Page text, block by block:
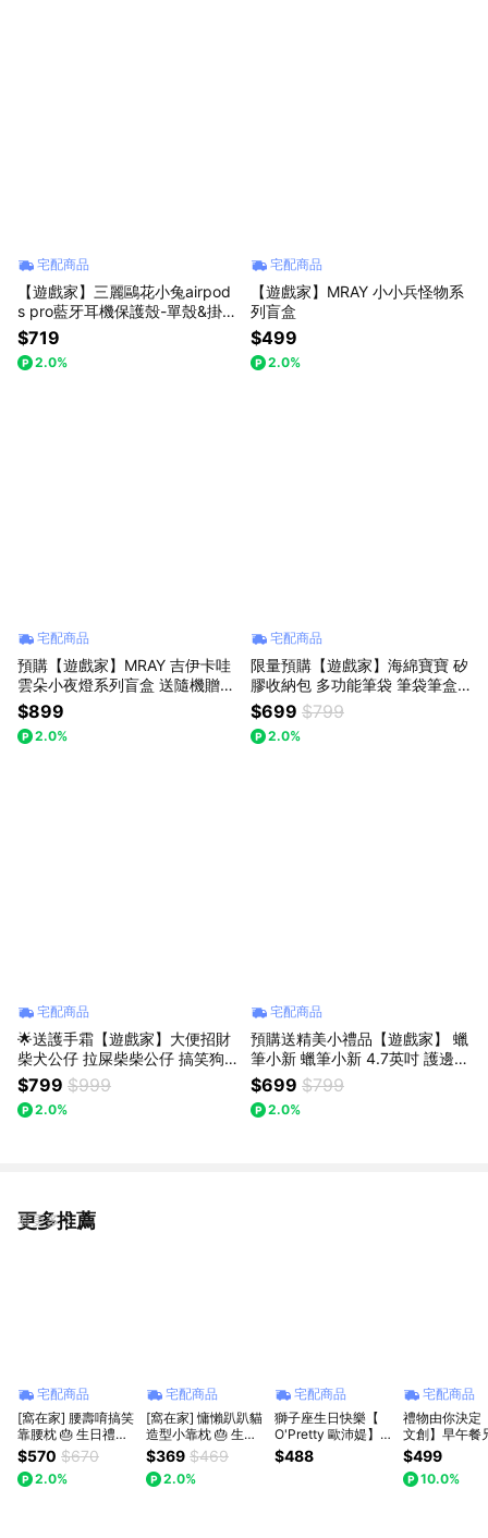
宅配商品
【遊戲家】三麗鷗花小兔airpod
s pro藍牙耳機保護殼-單殼&掛飾
硬殼防摔
$719
2.0%
宅配商品
【遊戲家】MRAY 小小兵怪物系
列盲盒
$499
2.0%
宅配商品
預購【遊戲家】MRAY 吉伊卡哇
雲朵小夜燈系列盲盒 送隨機贈品
G2
$899
2.0%
宅配商品
限量預購【遊戲家】海綿寶寶 矽
膠收納包 多功能筆袋 筆袋筆盒
3D立體文具盒 - 海綿寶寶
$699 $799
2.0%
宅配商品
🌟送護手霜【遊戲家】大便招財
柴犬公仔 拉屎柴柴公仔 搞笑狗
狗公仔 招財柴犬公仔 含大便 (不
挑款出貨)
$799 $999
2.0%
宅配商品
預購送精美小禮品【遊戲家】 蠟
筆小新 蠟筆小新 4.7英吋 護邊碗
飯碗 小碗最新款 (不挑款不挑色
出貨)
$699 $799
2.0%
更多推薦
看更多
宅配商品
[窩在家] 腰壽唷搞笑
靠腰枕 🎂 生日禮物
｜抱枕｜娃娃｜辦公
室｜療癒｜實用｜同
事｜上班族｜獅子座
$570 $670
2.0%
宅配商品
[窩在家] 慵懶趴趴貓
造型小靠枕 🎂 生日
禮物｜抱枕｜娃娃｜
辦公室｜貓咪｜療癒
｜實用｜同事｜上班
$369 $469
2.0%
宅配商品
獅子座生日快樂【
O'Pretty 歐沛媞】日
本雙貓招財納福祝賀
組 生日快樂 幸運招
$488
宅配商品
禮物由你決定
文創】早午餐
趴趴抱枕系列
款
$499
10.0%